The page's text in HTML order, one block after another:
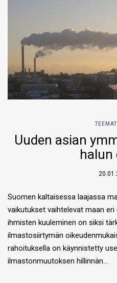
Uuden asian
halun
Suomen kaltaisessa laajassa
vaikutukset vaihtelevat maan
ihmisten kuuleminen on siksi
ilmastosiirtymän
rahoituksella on käynnistetty
ilmastonmuutoksen hillinnän…